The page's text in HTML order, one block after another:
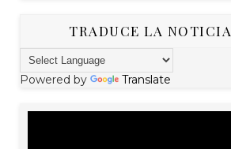
TRADUCE LA NOTICIA
Powered by Translate